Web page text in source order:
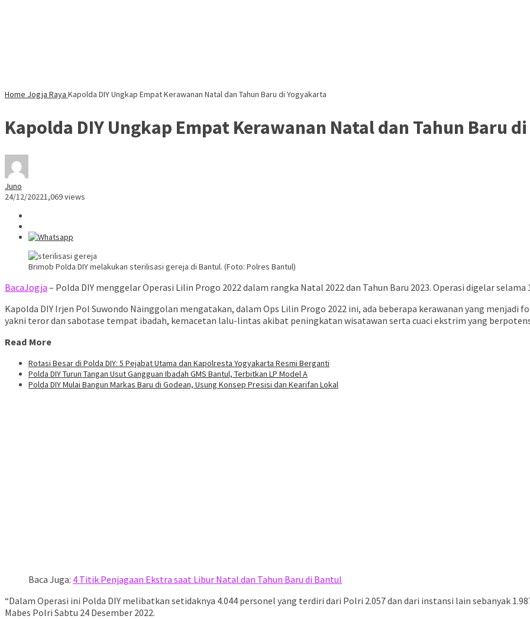
Home Jogja Raya Kapolda DIY Ungkap Empat Kerawanan Natal dan Tahun Baru di Yogyakarta
Kapolda DIY Ungkap Empat Kerawanan Natal dan Tahun Baru
Juno
24/12/20221,069 views
Brimob Polda DIY melakukan sterilisasi gereja di Bantul. (Foto: Polres Bantul)
BacaJogja – Polda DIY menggelar Operasi Lilin Progo 2022 dalam rangka Natal 2022 dan Tahun Baru 2023. Operasi digelar
Kapolda DIY Irjen Pol Suwondo Nainggolan mengatakan, dalam Ops Lilin Progo 2022 ini, ada beberapa kerawanan yang menjadi
yakni teror dan sabotase tempat ibadah, kemacetan lalu-lintas akibat peningkatan wisatawan serta cuaci ekstrim yang
Read More
Rotasi Besar di Polda DIY: 5 Pejabat Utama dan Kapolresta Yogyakarta Resmi Berganti
Polda DIY Turun Tangan Usut Gangguan Ibadah GMS Bantul, Terbitkan LP Model A
Polda DIY Mulai Bangun Markas Baru di Godean, Usung Konsep Presisi dan Kearifan Lokal
Baca Juga: 4 Titik Penjagaan Ekstra saat Libur Natal dan Tahun Baru di Bantul
“Dalam Operasi ini Polda DIY melibatkan setidaknya 4.044 personel yang terdiri dari Polri 2.057 dan dari instansi lain sebanyak
Mabes Polri Sabtu 24 Desember 2022.